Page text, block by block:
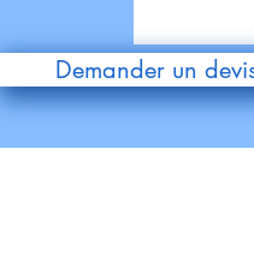
Demander un